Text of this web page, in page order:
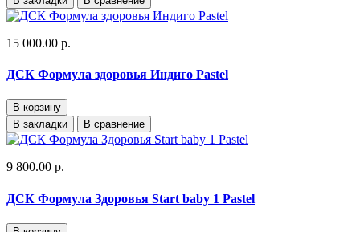
15 000.00 р.
ДСК Формула здоровья Индиго Pastel
В корзину
В закладки
В сравнение
9 800.00 р.
ДСК Формула Здоровья Start baby 1 Pastel